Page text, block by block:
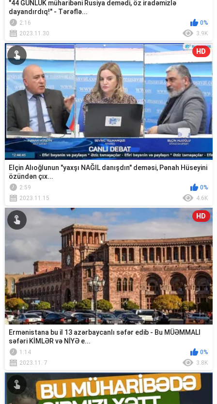
"44 GÜNLÜK müharibəni Rusiya demədi, öz iradəmizlə
dayandırdıq!" - Tərəflə...
2:16
0%
2023.11.30
3.9K
HD
Elçin Alıoğlunun "yaxşı NAĞIL danışdın" deməsi, Pənah Hüseyini
özündən çıx...
2:59
0%
2023.11.15
4.6K
HD
Ermənistana bu il 13 azərbaycanlı səfər edib - Bu MÜƏMMALI
səfəri KİMLƏR və NİYƏ e...
1:14
0%
2023.11. 7
3.8K